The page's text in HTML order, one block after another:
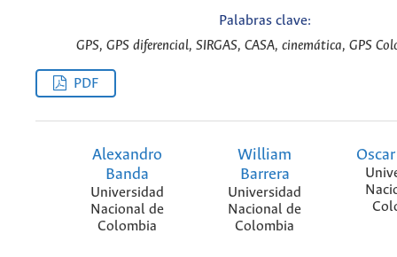
Palabras clave:
GPS, GPS diferencial, SIRGAS, CASA, cinemática, GPS
PDF
Alexandro
Banda
Universidad
Nacional de
Colombia
William
Barrera
Universidad
Nacional de
Colombia